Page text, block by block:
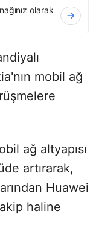
olarak
mobil ağ
ağ altyapısı
artırarak,
Huawei
haline